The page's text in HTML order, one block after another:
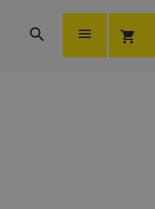
  shopping_cart